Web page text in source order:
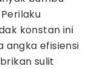
konstan ini
efisiensi
sulit